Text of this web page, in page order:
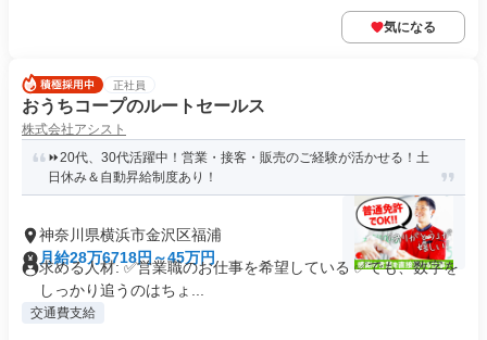
気になる
正社員
おうちコープのルートセールス
株式会社アシスト
⏩️20代、30代活躍中！営業・接客・販売のご経験が活かせる！土
日休み＆自動昇給制度あり！
神奈川県横浜市金沢区福浦
月給28万6718円～45万円
求める人材: ✅️営業職のお仕事を希望している ✅️でも、数字を
しっかり追うのはちょ...
交通費支給